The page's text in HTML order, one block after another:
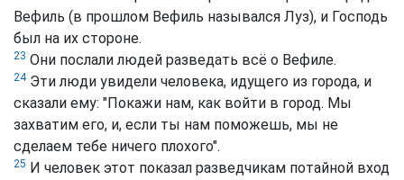
Вефиль (в прошлом Вефиль назывался Луз), и Господь
был на их стороне.
23 Они послали людей разведать всё о Вефиле.
24Эти люди увидели человека, идущего из города, и
сказали ему: "Покажи нам, как войти в город. Мы
захватим его, и, если ты нам поможешь, мы не
сделаем тебе ничего плохого".
25 И человек этот показал разведчикам потайной вход